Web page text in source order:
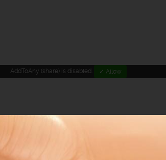
AddToAny (share) is disabled. ✓ Allow